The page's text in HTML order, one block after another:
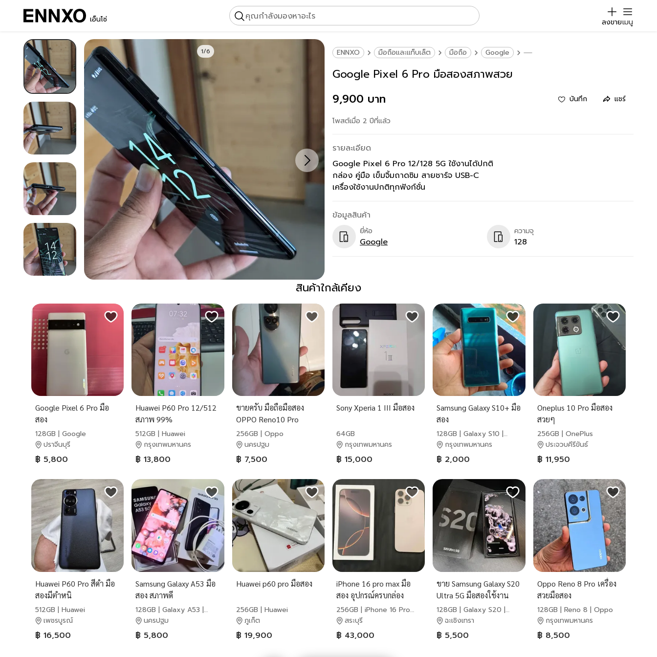
เอ็นโซ่ คุณกำลังมองหาอะไร
ลงขายเมนู
1/6 ENNXO มือถือและแท็บเล็ต มือถือ Google
Google Pixel 6 Pro มือสองสภาพสวย
9,900 บาท
บันทึก แชร์
โพสต์เมื่อ 2 ปีที่แล้ว
รายละเอียด
Google Pixel 6 Pro 12/128 5G ใชังานได้ปกติ
กล่อง คู่มือ เข็มจิ้มถาดซิม สายชาร์จ USB-C
ข้อมูลสินค้า
ยี่ห้อ
Google
ความจุ
128
สินค้าใกล้เคียง
Google Pixel 6 Pro มือ
สอง
128GB | Google
ปราจีนบุรี
฿ 5,800
Huawei P60 Pro 12/512
สภาพ 99%
512GB | Huawei
กรุงเทพมหานคร
฿ 13,800
ขายครับ มือถือมือสอง
OPPO Reno10 Pro
256GB | Oppo
นครปฐม
฿ 7,500
Sony Xperia 1 III มือสอง
64GB
กรุงเทพมหานคร
฿ 15,000
Samsung Galaxy S10+ มือ
สอง
128GB | Galaxy S10 |
Samsung
กรุงเทพมหานคร
฿ 2,000
Oneplus 10 Pro มือสอง
สวยๆ
256GB | OnePlus
ประจวบคีรีขันธ์
฿ 11,950
Huawei P60 Pro สีดำ มือ
สองมีตำหนิ
512GB | Huawei
เพชรบูรณ์
฿ 16,500
Samsung Galaxy A53 มือ
สอง สภาพดี
128GB | Galaxy A53 |
Samsung
นครปฐม
฿ 5,800
Huawei p60 pro มือสอง
256GB | Huawei
ภูเก็ต
฿ 19,900
iPhone 16 pro max มือ
สอง อุปกรณ์ครบกล่อง
256GB | iPhone 16 Pro
Max | Apple
สระบุรี
฿ 43,000
ขาย Samsung Galaxy S20
Ultra 5G มือสองใช้งาน
น้อย
128GB | Galaxy S20 |
Samsung
ฉะเชิงเทรา
฿ 5,500
Oppo Reno 8 Pro เครื่อง
สวยมือสอง
128GB | Reno 8 | Oppo
กรุงเทพมหานคร
฿ 8,500